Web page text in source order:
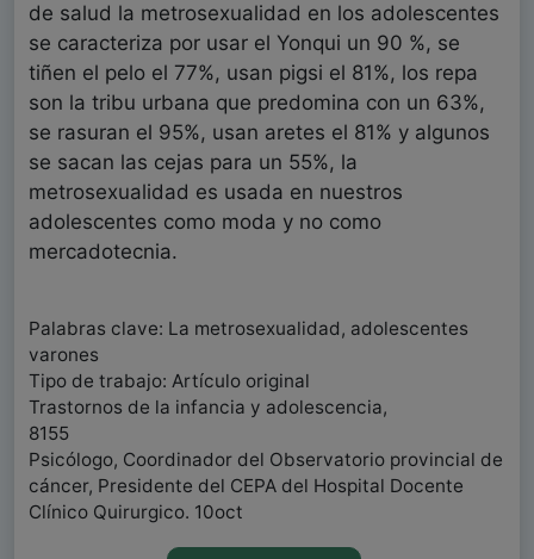
de salud la metrosexualidad en los adolescentes
se caracteriza por usar el Yonqui un 90 %, se
tiñen el pelo el 77%, usan pigsi el 81%, los repa
son la tribu urbana que predomina con un 63%,
se rasuran el 95%, usan aretes el 81% y algunos
se sacan las cejas para un 55%, la
metrosexualidad es usada en nuestros
adolescentes como moda y no como
mercadotecnia.
Palabras clave: La metrosexualidad, adolescentes
varones
Tipo de trabajo: Artículo original
Trastornos de la infancia y adolescencia,
8155
Psicólogo, Coordinador del Observatorio provincial de
cáncer, Presidente del CEPA del Hospital Docente
Clínico Quirurgico. 10oct